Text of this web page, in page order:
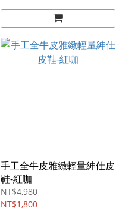
手工全牛皮雅緻輕量紳仕皮
鞋-紅咖
NT$4,980
NT$1,800